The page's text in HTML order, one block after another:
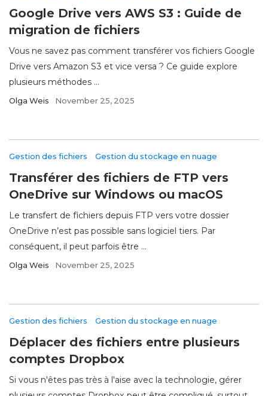
Google Drive vers AWS S3 : Guide de
migration de fichiers
Vous ne savez pas comment transférer vos fichiers Google
Drive vers Amazon S3 et vice versa ? Ce guide explore
plusieurs méthodes ...
Olga Weis November 25, 2025
Gestion des fichiers Gestion du stockage en nuage
Transférer des fichiers de FTP vers
OneDrive sur Windows ou macOS
Le transfert de fichiers depuis FTP vers votre dossier
OneDrive n’est pas possible sans logiciel tiers. Par
conséquent, il peut parfois être ...
Olga Weis November 25, 2025
Gestion des fichiers Gestion du stockage en nuage
Déplacer des fichiers entre plusieurs
comptes Dropbox
Si vous n'êtes pas très à l'aise avec la technologie, gérer